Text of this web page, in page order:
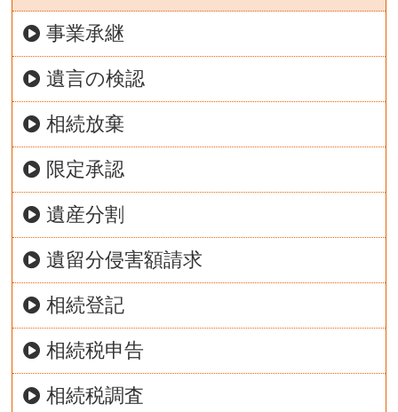
事業承継
遺言の検認
相続放棄
限定承認
遺産分割
遺留分侵害額請求
相続登記
相続税申告
相続税調査